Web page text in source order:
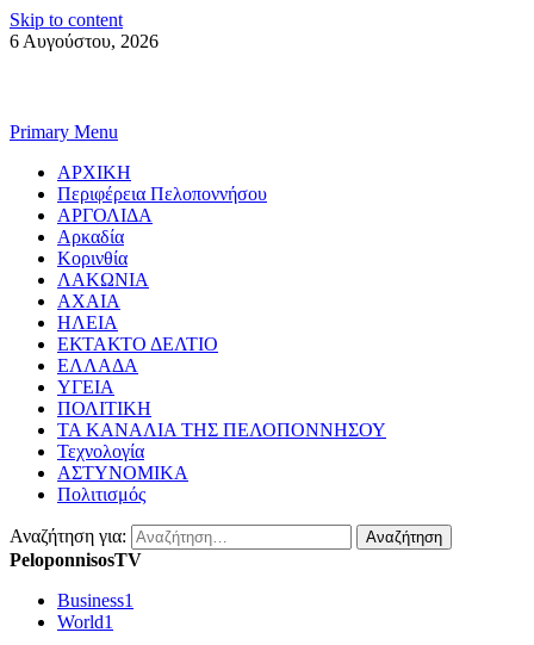
Skip to content
6 Αυγούστου, 2026
Primary Menu
ΑΡΧΙΚΗ
Περιφέρεια Πελοποννήσου
ΑΡΓΟΛΙΔΑ
Αρκαδία
Κορινθία
ΛΑΚΩΝΙΑ
ΑΧΑΙΑ
ΗΛΕΙΑ
ΕΚΤΑΚΤΟ ΔΕΛΤΙΟ
ΕΛΛΑΔΑ
ΥΓΕΙΑ
ΠΟΛΙΤΙΚΗ
ΤΑ ΚΑΝΑΛΙΑ ΤΗΣ ΠΕΛΟΠΟΝΝΗΣΟΥ
Τεχνολογία
ΑΣΤΥΝΟΜΙΚΑ
Πολιτισμός
Αναζήτηση για:
PeloponnisosTV
Business1
World1